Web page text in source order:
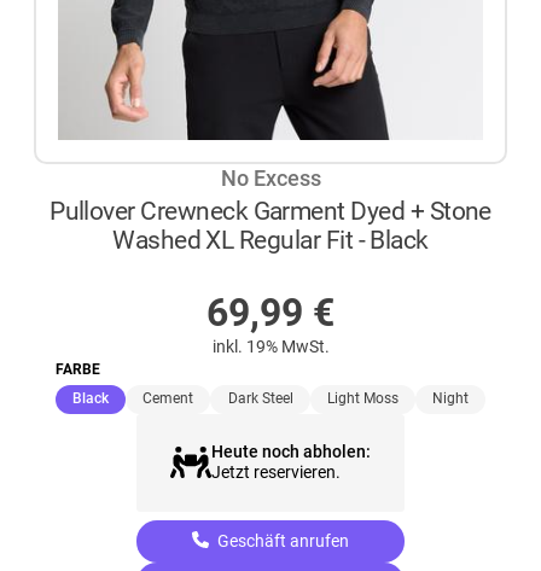
No Excess
Pullover Crewneck Garment Dyed + Stone
Washed XL Regular Fit - Black
69,99 €
inkl. 19% MwSt.
FARBE
Black(ausgewählt)
Cement Dark Steel Light Moss Night
Heute noch abholen:
Jetzt reservieren.
Geschäft anrufen